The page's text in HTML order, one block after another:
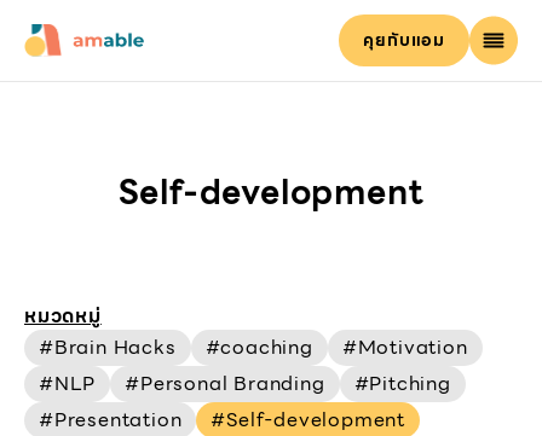
คุยกับแอม
Self-development
หมวดหมู่
#Brain Hacks #coaching #Motivation
#NLP #Personal Branding #Pitching
#Presentation #Self-development